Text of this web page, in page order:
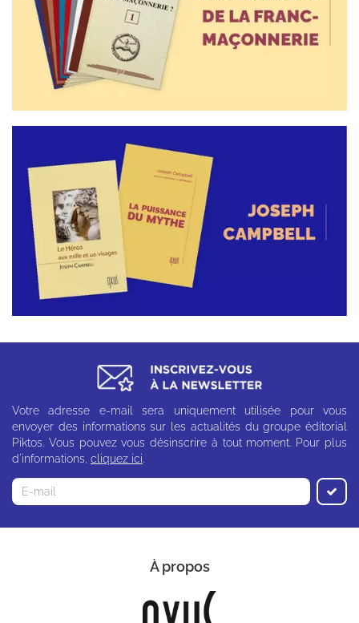
Votre adresse e-mail sera uniquement utilisée pour vous
envoyer des informations sur les actualités du groupe éditorial
Piktos. Vous pouvez vous désinscrire à tout moment. Pour plus
d'informations, cliquez ici
À propos